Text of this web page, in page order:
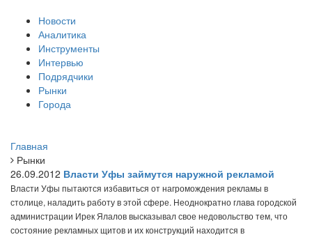
Новости
Аналитика
Инструменты
Интервью
Подрядчики
Рынки
Города
Главная
Рынки
26.09.2012 Власти Уфы займутся наружной рекламой
Власти Уфы пытаются избавиться от нагромождения рекламы в
столице, наладить работу в этой сфере. Неоднократно глава городской
администрации Ирек Ялалов высказывал свое недовольство тем, что
состояние рекламных щитов и их конструкций находится в